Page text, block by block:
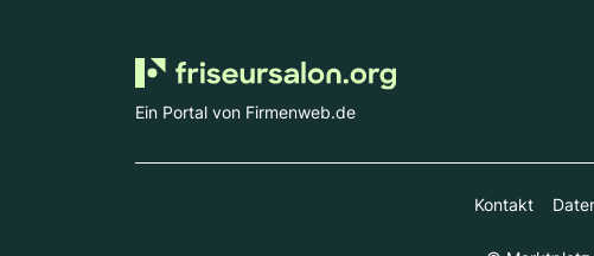
Ein Portal von Firmenweb.de
Kontakt